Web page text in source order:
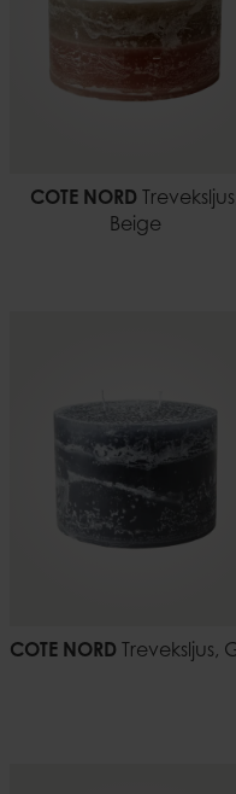
COTE NORD
Beige
COTE NORD Treveksljus,